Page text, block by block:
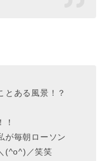
とある風景！？
！
が毎朝ローソン
(^o^)／笑笑